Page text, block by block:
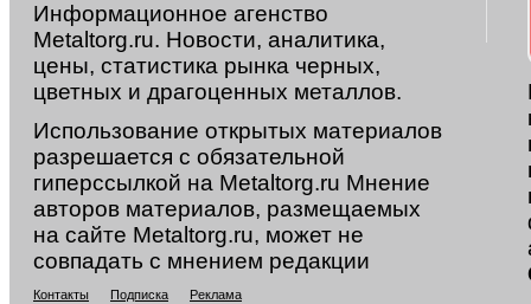
Информационное агенство
Metaltorg.ru. Новости, аналитика,
цены, статистика рынка черных,
цветных и драгоценных металлов.
Использование открытых материалов
разрешается с обязательной
гиперссылкой на Metaltorg.ru Мнение
авторов материалов, размещаемых
на сайте Metaltorg.ru, может не
совпадать с мнением редакции
Контакты Подписка Реклама